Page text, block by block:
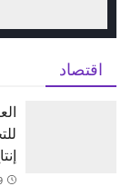
اقتصاد